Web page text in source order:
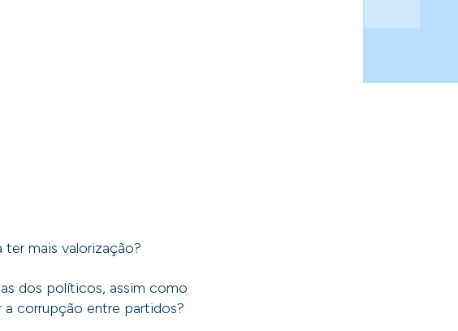
mais valorização?
dos políticos, assim como
a corrupção entre partidos?